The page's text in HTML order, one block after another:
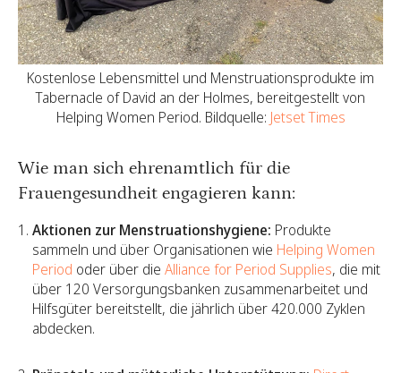
Kostenlose Lebensmittel und Menstruationsprodukte im
Tabernacle of David an der Holmes, bereitgestellt von
Helping Women Period. Bildquelle: Jetset Times
Wie man sich ehrenamtlich für die
Frauengesundheit engagieren kann:
Aktionen zur Menstruationshygiene: Produkte
sammeln und über Organisationen wie Helping Women
Period oder über die Alliance for Period Supplies, die mit
über 120 Versorgungsbanken zusammenarbeitet und
Hilfsgüter bereitstellt, die jährlich über 420.000 Zyklen
abdecken.